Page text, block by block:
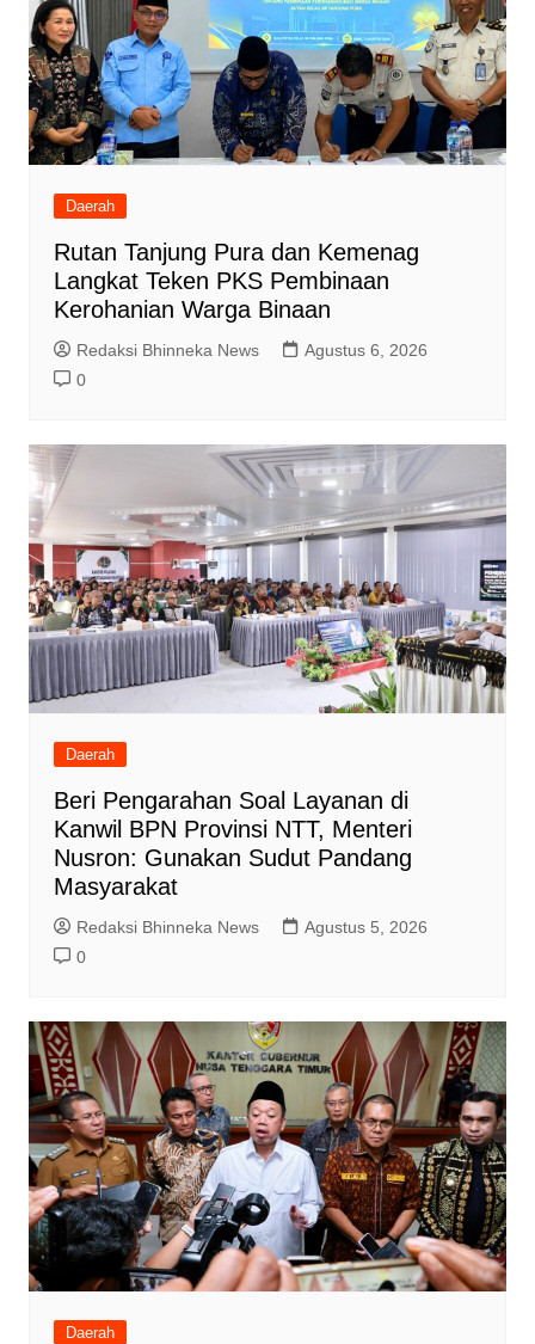
Daerah
Rutan Tanjung Pura dan Kemenag
Langkat Teken PKS Pembinaan
Kerohanian Warga Binaan
Redaksi Bhinneka News
Agustus 6, 2026
0
Daerah
Beri Pengarahan Soal Layanan di
Kanwil BPN Provinsi NTT, Menteri
Nusron: Gunakan Sudut Pandang
Masyarakat
Redaksi Bhinneka News
Agustus 5, 2026
0
Daerah